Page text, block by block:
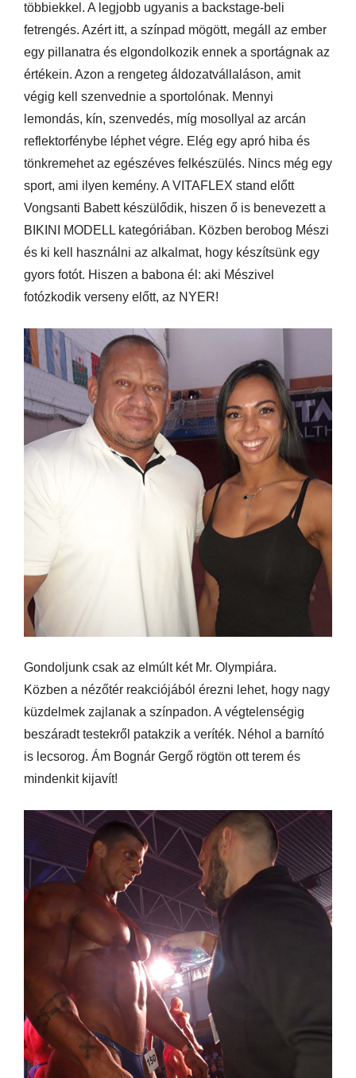
többiekkel. A legjobb ugyanis a backstage-beli
fetrengés. Azért itt, a színpad mögött, megáll az ember
egy pillanatra és elgondolkozik ennek a sportágnak az
értékein. Azon a rengeteg áldozatvállaláson, amit
végig kell szenvednie a sportolónak. Mennyi
lemondás, kín, szenvedés, míg mosollyal az arcán
reflektorfénybe léphet végre. Elég egy apró hiba és
tönkremehet az egészéves felkészülés. Nincs még egy
sport, ami ilyen kemény. A VITAFLEX stand előtt
Vongsanti Babett készülődik, hiszen ő is benevezett a
BIKINI MODELL kategóriában. Közben berobog Mészi
és ki kell használni az alkalmat, hogy készítsünk egy
gyors fotót. Hiszen a babona él: aki Mészivel
fotózkodik verseny előtt, az NYER!
Gondoljunk csak az elmúlt két Mr. Olympiára.
Közben a nézőtér reakciójából érezni lehet, hogy nagy
küzdelmek zajlanak a színpadon. A végtelenségig
beszáradt testekről patakzik a veríték. Néhol a barnító
is lecsorog. Ám Bognár Gergő rögtön ott terem és
mindenkit kijavít!